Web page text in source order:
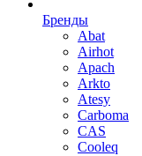
Бренды
Abat
Airhot
Apach
Arkto
Atesy
Carboma
CAS
Cooleq